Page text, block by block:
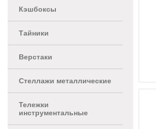
Кэшбоксы
Тайники
Верстаки
Стеллажи металлические
Тележки
инструментальные